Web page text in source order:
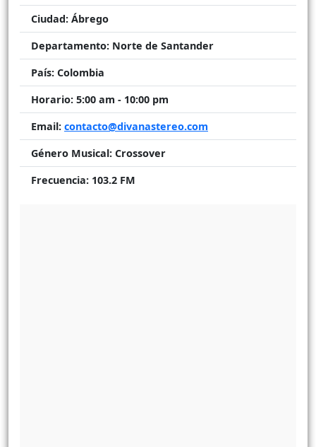
Ciudad: Ábrego
Departamento: Norte de Santander
País: Colombia
Horario: 5:00 am - 10:00 pm
Email: contacto@divanastereo.com
Género Musical: Crossover
Frecuencia: 103.2 FM